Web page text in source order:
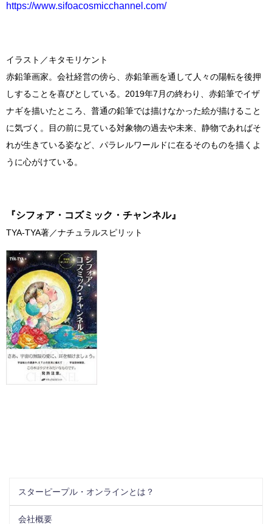
https://www.sifoacosmicchannel.com/
イラスト／ キタモリケント
赤鉛筆画家。会社経営の傍ら、赤鉛筆画を通して人々の陽転を後押
しすることを喜びとしている。2019年7月の終わり、赤鉛筆でイザ
ナギを描いたところ、普通の鉛筆では描けなかった絵が描けること
に気づく。目の前に見ている対象物の過去や未来、静物であればそ
れが生きている姿など、パラレルワールドに在るそのものを描くよ
うに心がけている。
『シフォア・コズミック・チャンネル』
TYA-TYA著／ナチュラルスピリット
スターピープル・オンラインとは？
会社概要